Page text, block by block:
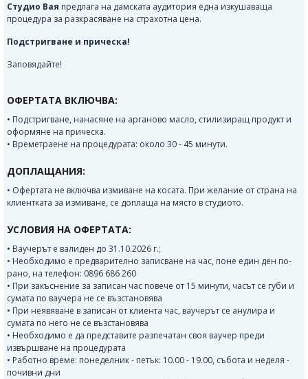
Студио Вая предлага на дамската аудитория една изкушаваща
процедура за разкрасяване на страхотна цена.
Подстригване и прическа!
Заповядайте!
ОФЕРТАТА ВКЛЮЧВА:
• Подстригване, нанасяне на арганово масло, стилизиращ продукт и
оформяне на прическа.
• Времетраене на процедурата: около 30 - 45 минути.
ДОПЛАЩАНИЯ:
• Офертата не включва измиване на косата. При желание от страна на
клиентката за измиване, се доплаща на място в студиото.
УСЛОВИЯ НА ОФЕРТАТА:
• Ваучерът е валиден до 31.10.2026 г.;
• Необходимо е предварително записване на час, поне един ден по-
рано, на телефон: 0896 686 260
• При закъснение за записан час повече от 15 минути, часът се губи и
сумата по ваучера не се възстановява
• При неявяване в записан от клиента час, ваучерът се анулира и
сумата по него не се възстановява
• Необходимо е да представите разпечатан своя ваучер преди
извършване на процедурата
• Работно време: понеделник - петък: 10.00 - 19.00, събота и неделя -
почивни дни